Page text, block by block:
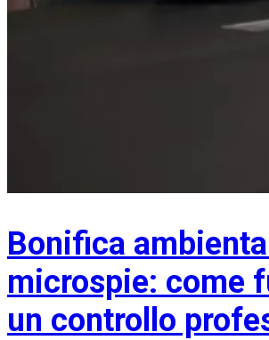
Bonifica
microspie: come
un controllo